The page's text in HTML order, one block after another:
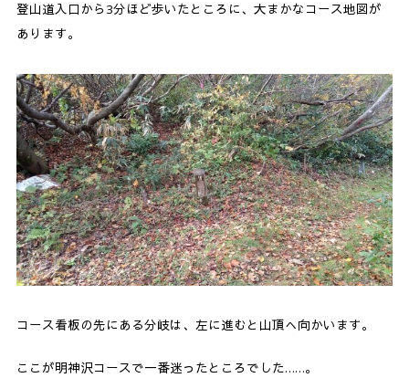
登山道入口から3分ほど歩いたところに、大まかなコース地図が
あります。
コース看板の先にある分岐は、左に進むと山頂へ向かいます。
ここが明神沢コースで一番迷ったところでした……。